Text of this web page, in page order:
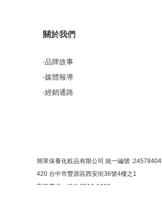
關於我們
‧品牌故事
‧媒體報導
‧經銷通路
簡單保養化粧品有限公司 統一編號 :24578404
420 台中市豐原區西安街36號4樓之1
客服專線：(04) 2512-1008